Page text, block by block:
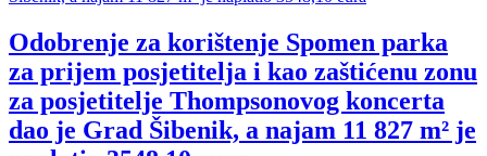
Odobrenje za korištenje Spomen parka
za prijem posjetitelja i kao zaštićenu zonu
za posjetitelje Thompsonovog koncerta
dao je Grad Šibenik, a najam 11 827 m² je